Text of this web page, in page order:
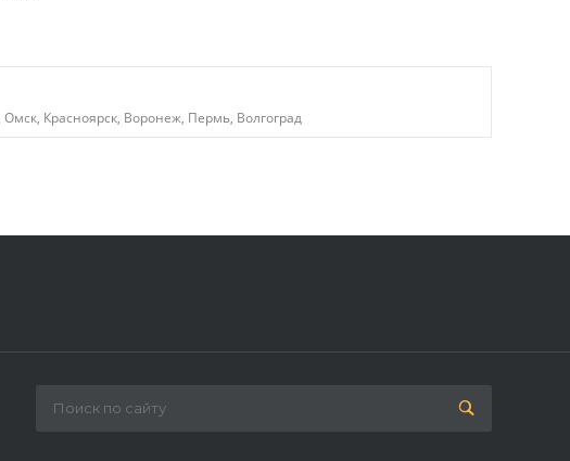
Красноярск, Воронеж, Пермь, Волгоград